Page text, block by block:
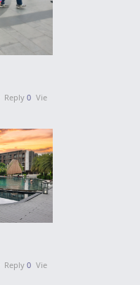
Reply 0 Vie
Reply 0 Vie